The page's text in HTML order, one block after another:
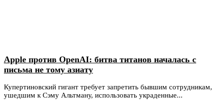
Apple против OpenAI: битва титанов началась с
письма не тому азиату
Купертиновский гигант требует запретить бывшим сотрудникам,
ушедшим к Сэму Альтману, использовать украденные...